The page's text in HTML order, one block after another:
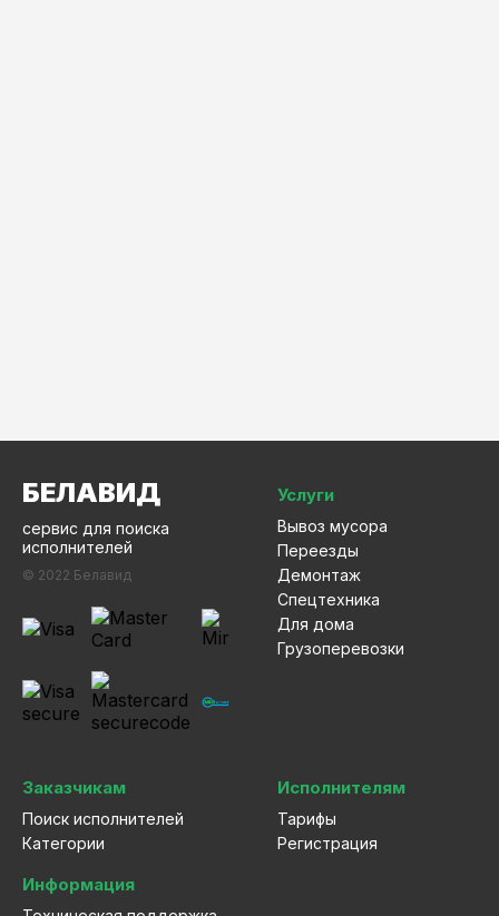
БЕЛАВИД
сервис для поиска
исполнителей
© 2022 Белавид
Услуги
Вывоз мусора
Переезды
Демонтаж
Спецтехника
Для дома
Грузоперевозки
Заказчикам
Поиск исполнителей
Категории
Исполнителям
Тарифы
Регистрация
Информация